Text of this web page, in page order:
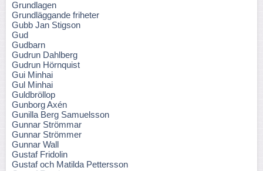
Grundlagen
Grundläggande friheter
Gubb Jan Stigson
Gud
Gudbarn
Gudrun Dahlberg
Gudrun Hörnquist
Gui Minhai
Gul Minhai
Guldbröllop
Gunborg Axén
Gunilla Berg Samuelsson
Gunnar Strömmar
Gunnar Strömmer
Gunnar Wall
Gustaf Fridolin
Gustaf och Matilda Pettersson